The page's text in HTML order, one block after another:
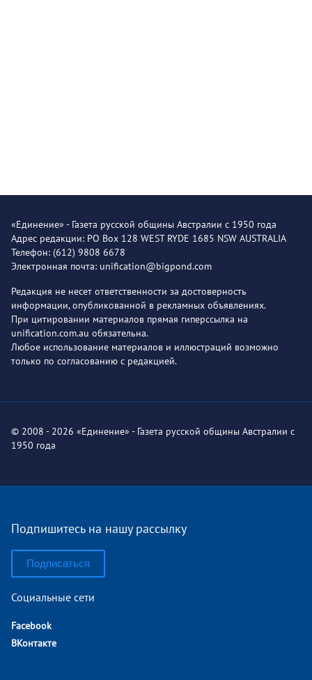
«Единение» - Газета русской общины Австралии с 1950 года
Адрес редакции: PO Box 128 WEST RYDE 1685 NSW AUSTRALIA
Телефон: (612) 9808 6678
Электронная почта: unification@bigpond.com
Редакция не несет ответственности за достоверность
информации, опубликованной в рекламных объявлениях.
При цитировании материалов прямая гиперссылка на
unification.com.au обязательна.
Любое использование материалов и иллюстраций возможно
только по согласованию с редакцией.
© 2008 - 2026 «Единение» - Газета русской общины Австралии с
1950 года
Подпишитесь на нашу рассылку
Подписаться
Социальные сети
Facebook
ВКонтакте